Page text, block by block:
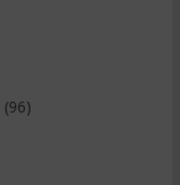
(96)